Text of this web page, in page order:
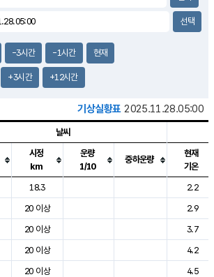
0.2m/s
-3시간 -1시간 현재
+3시간 +12시간
기상실황표 2025.11.28.05:00
점, 날씨, 기온, 강수, 바람, 기압등을 안내한 표입
날씨
시정
km
운량
1/10
중하운량
현재
기온
18.3
2.2
20 이상
2.9
20 이상
3.7
20 이상
4.2
20 이상
4.5